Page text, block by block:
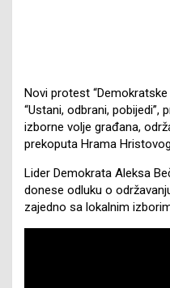
Novi protest
“Ustani, odbrani, pobijedi”,
izborne volje građana,
prekoputa Hrama
Lider Demokrata Aleksa
donese odluku o
zajedno sa lokalnim